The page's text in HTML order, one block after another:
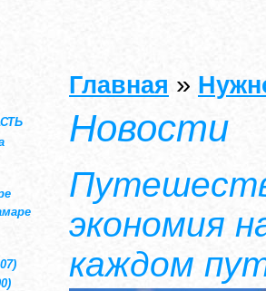
Главная »
Новости
экономия
каждом